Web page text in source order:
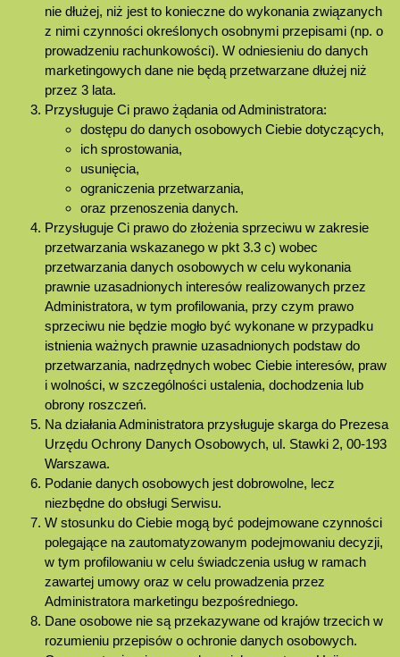
nie dłużej, niż jest to konieczne do wykonania związanych
z nimi czynności określonych osobnymi przepisami (np. o
prowadzeniu rachunkowości). W odniesieniu do danych
marketingowych dane nie będą przetwarzane dłużej niż
przez 3 lata.
Przysługuje Ci prawo żądania od Administratora:
dostępu do danych osobowych Ciebie dotyczących,
ich sprostowania,
usunięcia,
ograniczenia przetwarzania,
oraz przenoszenia danych.
Przysługuje Ci prawo do złożenia sprzeciwu w zakresie
przetwarzania wskazanego w pkt 3.3 c) wobec
przetwarzania danych osobowych w celu wykonania
prawnie uzasadnionych interesów realizowanych przez
Administratora, w tym profilowania, przy czym prawo
sprzeciwu nie będzie mogło być wykonane w przypadku
istnienia ważnych prawnie uzasadnionych podstaw do
przetwarzania, nadrzędnych wobec Ciebie interesów, praw
i wolności, w szczególności ustalenia, dochodzenia lub
obrony roszczeń.
Na działania Administratora przysługuje skarga do Prezesa
Urzędu Ochrony Danych Osobowych, ul. Stawki 2, 00-193
Warszawa.
Podanie danych osobowych jest dobrowolne, lecz
niezbędne do obsługi Serwisu.
W stosunku do Ciebie mogą być podejmowane czynności
polegające na zautomatyzowanym podejmowaniu decyzji,
w tym profilowaniu w celu świadczenia usług w ramach
zawartej umowy oraz w celu prowadzenia przez
Administratora marketingu bezpośredniego.
Dane osobowe nie są przekazywane od krajów trzecich w
rozumieniu przepisów o ochronie danych osobowych.